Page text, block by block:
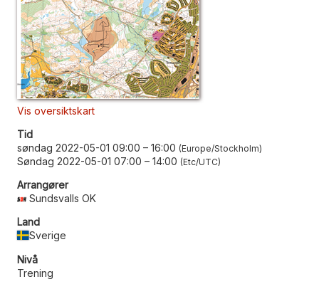
Vis oversiktskart
Tid
søndag 2022-05-01 09:00 – 16:00 Europe/Stockholm
Søndag 2022-05-01 07:00 – 14:00 Etc/UTC
Arrangører
Sundsvalls OK
Land
Sverige
Nivå
Trening